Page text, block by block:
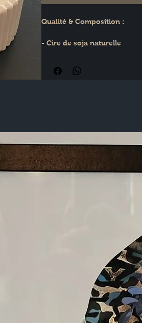
Qualité & Composition :
- Cire de soja naturelle